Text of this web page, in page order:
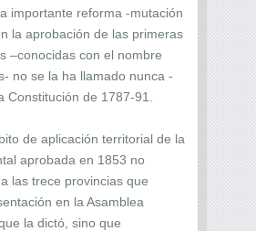
importante reforma -mutación
la aprobación de las primeras
–conocidas con el nombre
no se la ha llamado nunca -
Constitución de 1787-91.
de aplicación territorial de la
aprobada en 1853 no
las trece provincias que
en la Asamblea
la dictó, sino que